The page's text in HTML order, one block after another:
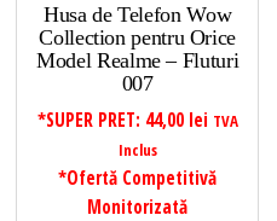
Husa de Telefon Wow
Collection pentru Orice
Model Realme – Fluturi
007
*SUPER PRET: 44,00 lei TVA
Inclus
*Ofertă Competitivă
Monitorizată